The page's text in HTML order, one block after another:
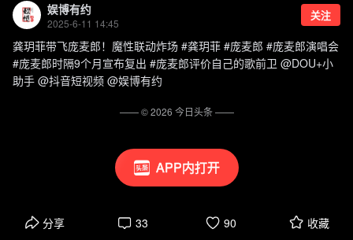
APP内打开
娱博有约
2025-6-11 14:45
关注
龚玥菲带飞庞麦郎！魔性联动炸场 #龚玥菲 #庞麦郎 #庞麦郎演唱会
#庞麦郎时隔9个月宣布复出 #庞麦郎评价自己的歌前卫 @DOU+小
助手 @抖音短视频 @娱博有约
分享 33 90 收藏
—— ©2026 今日头条——